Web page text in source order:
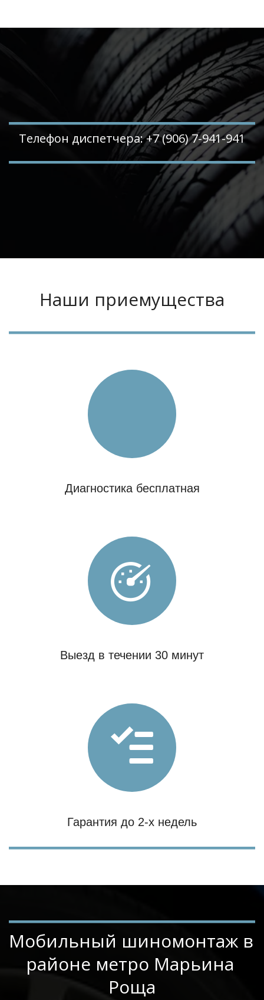
Телефон диспетчера: +7 (906) 7-941-941
Наши приемущества
Диагностика бесплатная
Выезд в течении 30 минут
Гарантия до 2-х недель
Мобильный шиномонтаж в
районе метро Марьина
Роща